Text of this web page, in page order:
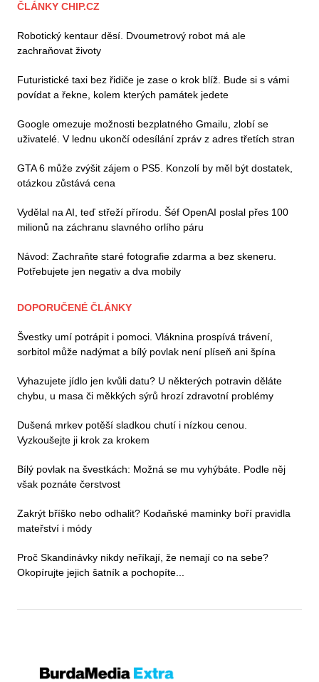
ČLÁNKY CHIP.CZ
Robotický kentaur děsí. Dvoumetrový robot má ale
zachraňovat životy
Futuristické taxi bez řidiče je zase o krok blíž. Bude si s vámi
povídat a řekne, kolem kterých památek jedete
Google omezuje možnosti bezplatného Gmailu, zlobí se
uživatelé. V lednu ukončí odesílání zpráv z adres třetích stran
GTA 6 může zvýšit zájem o PS5. Konzolí by měl být dostatek,
otázkou zůstává cena
Vydělal na AI, teď střeží přírodu. Šéf OpenAI poslal přes 100
milionů na záchranu slavného orlího páru
Návod: Zachraňte staré fotografie zdarma a bez skeneru.
Potřebujete jen negativ a dva mobily
DOPORUČENÉ ČLÁNKY
Švestky umí potrápit i pomoci. Vláknina prospívá trávení,
sorbitol může nadýmat a bílý povlak není plíseň ani špína
Vyhazujete jídlo jen kvůli datu? U některých potravin děláte
chybu, u masa či měkkých sýrů hrozí zdravotní problémy
Dušená mrkev potěší sladkou chutí i nízkou cenou.
Vyzkoušejte ji krok za krokem
Bílý povlak na švestkách: Možná se mu vyhýbáte. Podle něj
však poznáte čerstvost
Zakrýt bříško nebo odhalit? Kodaňské maminky boří pravidla
mateřství i módy
Proč Skandinávky nikdy neříkají, že nemají co na sebe?
Okopírujte jejich šatník a pochopíte...